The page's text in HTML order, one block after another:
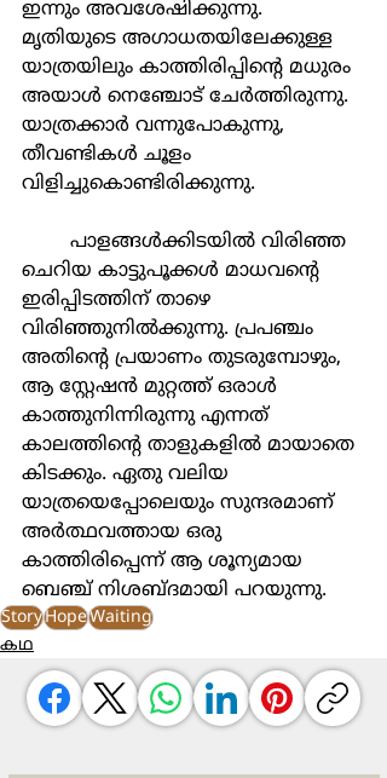
ഇന്നും അവശേഷിക്കുന്നു.
മൃതിയുടെ അഗാധതയിലേക്കുള്ള
യാത്രയിലും കാത്തിരിപ്പിന്റെ മധുരം
അയാൾ നെഞ്ചോട് ചേർത്തിരുന്നു.
യാത്രക്കാർ വന്നുപോകുന്നു,
തീവണ്ടികൾ ചൂളം
വിളിച്ചുകൊണ്ടിരിക്കുന്നു.
ചെറിയ കാട്ടുപൂക്കൾ മാധവൻ്റെ
ഇരിപ്പിടത്തിന് താഴെ
വിരിഞ്ഞുനിൽക്കുന്നു. പ്രപഞ്ചം
അതിന്റെ പ്രയാണം തുടരുമ്പോഴും,
ആ സ്റ്റേഷൻ മുറ്റത്ത് ഒരാൾ
കാത്തുനിന്നിരുന്നു എന്നത്
കാലത്തിന്റെ താളുകളിൽ മായാതെ
കിടക്കും. ഏതു വലിയ
യാത്രയെപ്പോലെയും സുന്ദരമാണ്
അർത്ഥവത്തായ ഒരു
കാത്തിരിപ്പെന്ന് ആ ശൂന്യമായ
ബെഞ്ച് നിശബ്ദമായി പറയുന്നു.
StoryHopeWaiting
കഥ